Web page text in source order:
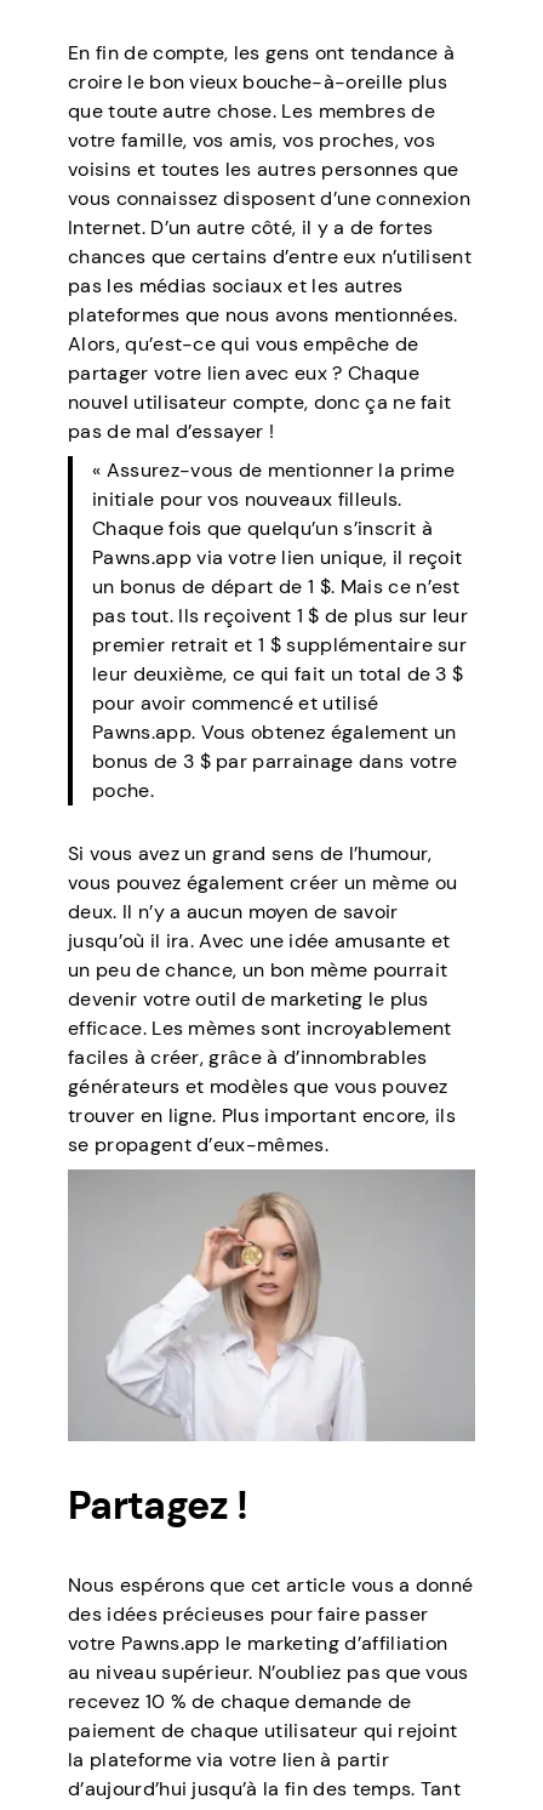
En fin de compte, les gens ont tendance à
croire le bon vieux bouche-à-oreille plus
que toute autre chose. Les membres de
votre famille, vos amis, vos proches, vos
voisins et toutes les autres personnes que
vous connaissez disposent d’une connexion
Internet. D’un autre côté, il y a de fortes
chances que certains d’entre eux n’utilisent
pas les médias sociaux et les autres
plateformes que nous avons mentionnées.
Alors, qu’est-ce qui vous empêche de
partager votre lien avec eux ? Chaque
nouvel utilisateur compte, donc ça ne fait
pas de mal d’essayer !
« Assurez-vous de mentionner la prime
initiale pour vos nouveaux filleuls.
Chaque fois que quelqu’un s’inscrit à
Pawns.app via votre lien unique, il reçoit
un bonus de départ de 1 $. Mais ce n’est
pas tout. Ils reçoivent 1 $ de plus sur leur
premier retrait et 1 $ supplémentaire sur
leur deuxième, ce qui fait un total de 3 $
pour avoir commencé et utilisé
Pawns.app. Vous obtenez également un
bonus de 3 $ par parrainage dans votre
poche.
Si vous avez un grand sens de l’humour,
vous pouvez également créer un mème ou
deux. Il n’y a aucun moyen de savoir
jusqu’où il ira. Avec une idée amusante et
un peu de chance, un bon mème pourrait
devenir votre outil de marketing le plus
efficace. Les mèmes sont incroyablement
faciles à créer, grâce à d’innombrables
générateurs et modèles que vous pouvez
trouver en ligne. Plus important encore, ils
se propagent d’eux-mêmes.
Partagez !
Nous espérons que cet article vous a donné
des idées précieuses pour faire passer
votre Pawns.app le marketing d’affiliation
au niveau supérieur. N’oubliez pas que vous
recevez 10 % de chaque demande de
paiement de chaque utilisateur qui rejoint
la plateforme via votre lien à partir
d’aujourd’hui jusqu’à la fin des temps. Tant